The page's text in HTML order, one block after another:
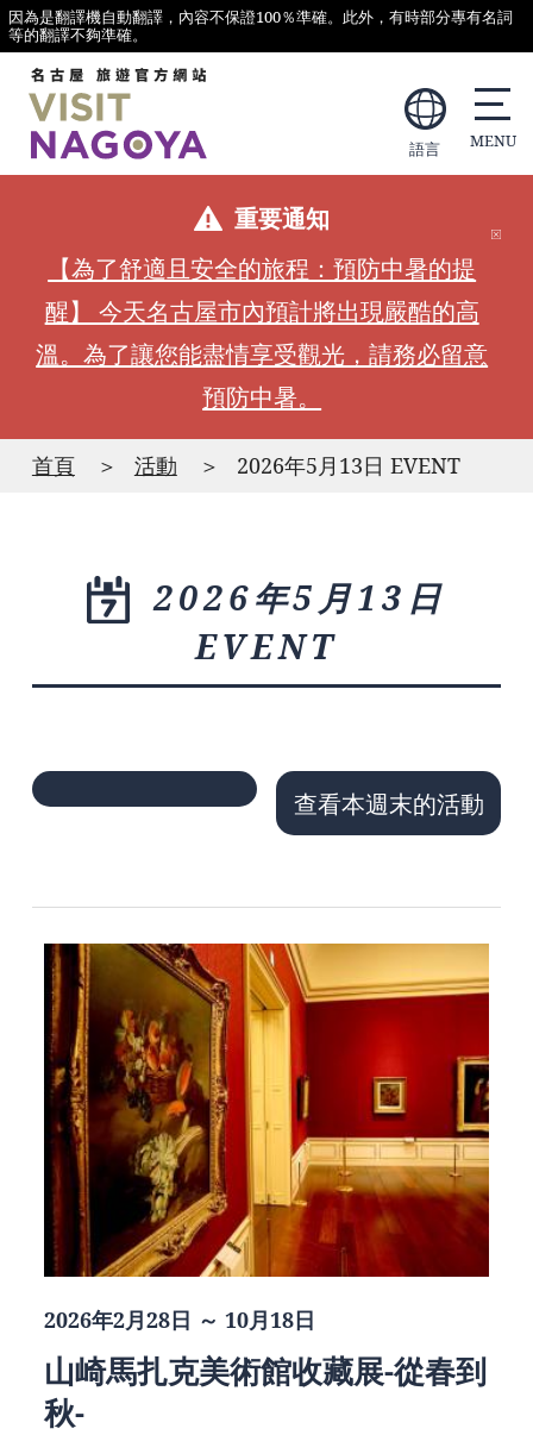
因為是翻譯機自動翻譯，內容不保證100％準確。此外，有時部分專有名詞
等的翻譯不夠準確。
語言
重要通知
【為了舒適且安全的旅程：預防中暑的提
醒】 今天名古屋市內預計將出現嚴酷的高
溫。為了讓您能盡情享受觀光，請務必留意
預防中暑。
首頁 活動 2026年5月13日 EVENT
2026年5月13日
EVENT
查看本週末的活動
2026年2月28日 ～ 10月18日
山崎馬扎克美術館收藏展-從春到
秋-